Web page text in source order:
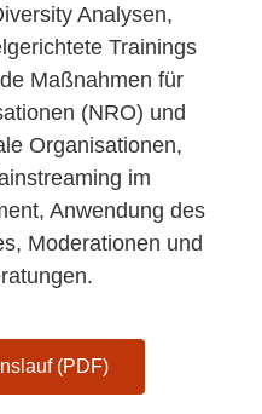
Analysen,
Trainings
Maßnahmen für
(NRO) und
Organisationen,
im
Anwendung des
Moderationen und
(PDF)